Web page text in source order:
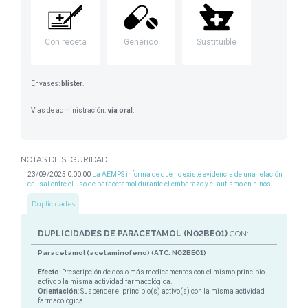
Con receta Genérico Sustituible
Envases: blister
Vias de administración:vía oral
NOTAS DE SEGURIDAD
23/09/2025 0:00:00
La AEMPS informa de que no existe evidencia de una relación
causal entre el uso de paracetamol durante el embarazo y el autismo en niños
Duplicidades
DUPLICIDADES DE PARACETAMOL (N02BE01) CON:
Paracetamol (acetaminofeno) (ATC: N02BE01)
Efecto: Prescripción de dos o más medicamentos con el mismo principio
activo o la misma actividad farmacológica.
Orientación: Suspender el principio(s) activo(s) con la misma actividad
farmacológica.